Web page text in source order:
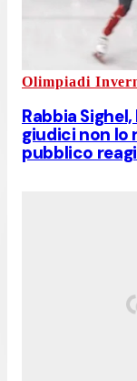
Olimpiadi
Rabbia
giudici non lo
pubblico